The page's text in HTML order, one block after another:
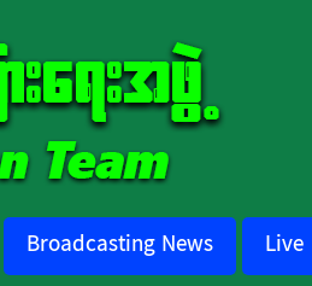
Broadcasting News Live